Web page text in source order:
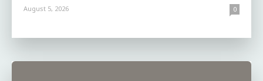
August 5, 2026 0